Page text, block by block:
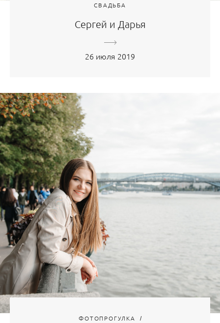
СВАДЬБА
Сергей и Дарья
26 июля 2019
ФОТОПРОГУЛКА